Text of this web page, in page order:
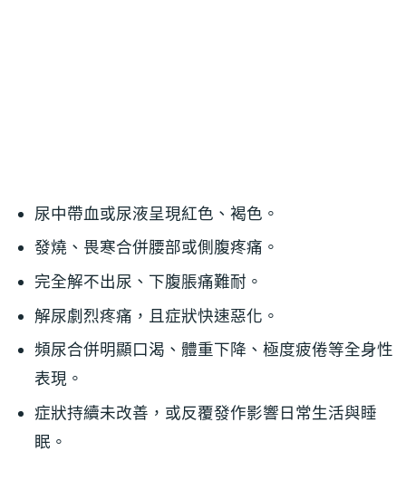
尿中帶血或尿液呈現紅色、褐色。
發燒、畏寒合併腰部或側腹疼痛。
完全解不出尿、下腹脹痛難耐。
解尿劇烈疼痛，且症狀快速惡化。
頻尿合併明顯口渴、體重下降、極度疲倦等全身性
表現。
症狀持續未改善，或反覆發作影響日常生活與睡
眠。